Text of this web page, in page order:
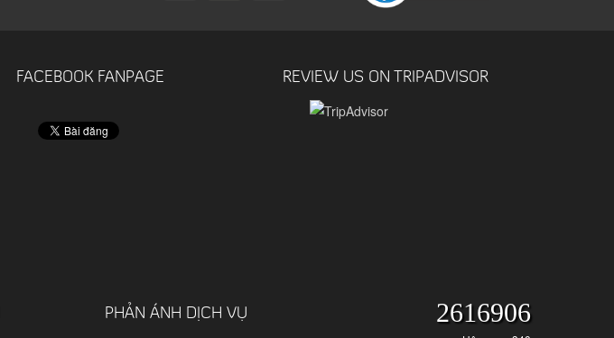
FACEBOOK FANPAGE REVIEW US ON TRIPADVISOR
PHẢN ÁNH DỊCH VỤ 2616906